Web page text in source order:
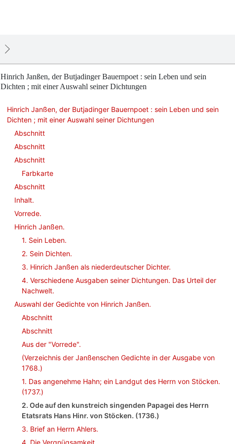
Hinrich Janßen, der Butjadinger Bauernpoet : sein Leben und sein
Dichten ; mit einer Auswahl seiner Dichtungen
Hinrich Janßen, der Butjadinger Bauernpoet : sein Leben und sein
Dichten ; mit einer Auswahl seiner Dichtungen
Abschnitt
Abschnitt
Abschnitt
Farbkarte
Abschnitt
Inhalt.
Vorrede.
Hinrich Janßen.
1. Sein Leben.
2. Sein Dichten.
3. Hinrich Janßen als niederdeutscher Dichter.
4. Verschiedene Ausgaben seiner Dichtungen. Das Urteil der
Nachwelt.
Auswahl der Gedichte von Hinrich Janßen.
Abschnitt
Abschnitt
Aus der "Vorrede".
(Verzeichnis der Janßenschen Gedichte in der Ausgabe von
1768.)
1. Das angenehme Hahn; ein Landgut des Herrn von Stöcken.
(1737.)
2. Ode auf den kunstreich singenden Papagei des Herrn
Etatsrats Hans Hinr. von Stöcken. (1736.)
3. Brief an Herrn Ahlers.
4. Die Vergnügsamkeit.